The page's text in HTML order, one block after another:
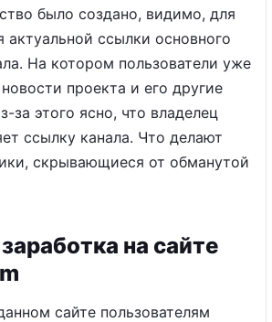
было создано, видимо, для
актуальной ссылки основного
На котором пользователи уже
проекта и его другие
за этого ясно, что владелец
ссылку канала. Что делают
скрывающиеся от обманутой
на сайте
сайте пользователям